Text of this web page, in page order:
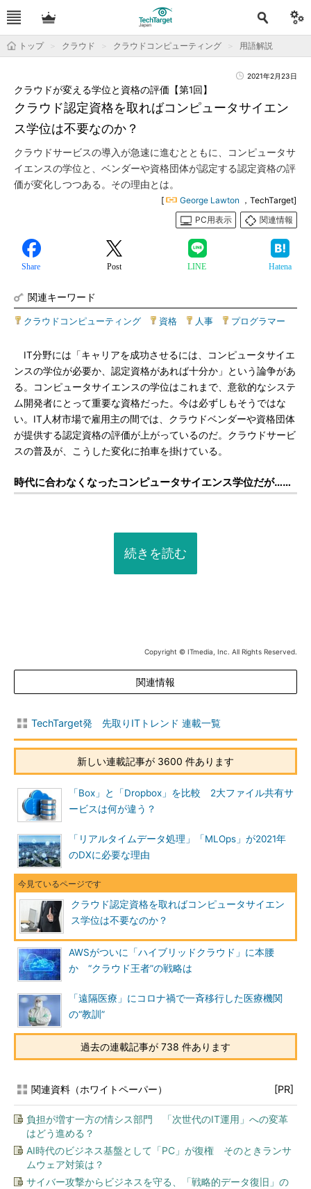
トップ クラウド クラウドコンピューティング 用語解説
2021年2月23日
クラウド認定資格を取ればコンピュータサイエン
ス学位は不要なのか？
クラウドが変える学位と資格の評価【第1回】
クラウドサービスの導入が急速に進むとともに、コンピュータサ
イエンスの学位と、ベンダーや資格団体が認定する認定資格の評
価が変化しつつある。その理由とは。
[ George Lawton ，TechTarget]
PC用表示
関連情報
Share Post LINE Hatena
関連キーワード
クラウドコンピューティング 資格 人事 プログラマー
IT分野には「キャリアを成功させるには、コンピュータサイエ
ンスの学位が必要か、認定資格があれば十分か」という論争があ
る。コンピュータサイエンスの学位はこれまで、意欲的なシステ
ム開発者にとって重要な資格だった。今は必ずしもそうではな
い。IT人材市場で雇用主の間では、クラウドベンダーや資格団体
が提供する認定資格の評価が上がっているのだ。クラウドサービ
スの普及が、こうした変化に拍車を掛けている。
時代に合わなくなったコンピュータサイエンス学位だが……
続きを読む
Copyright © ITmedia, Inc. All Rights Reserved.
関連情報
TechTarget発 先取りITトレンド 連載一覧
新しい連載記事が 3600 件あります
「Box」と「Dropbox」を比較 2大ファイル共有サ
ービスは何が違う？
「リアルタイムデータ処理」「MLOps」が2021年
のDXに必要な理由
クラウド認定資格を取ればコンピュータサイエン
ス学位は不要なのか？
AWSがついに「ハイブリッドクラウド」に本腰
か “クラウド王者”の戦略は
「遠隔医療」にコロナ禍で一斉移行した医療機関
の“教訓”
過去の連載記事が 738 件あります
関連資料（ホワイトペーパー） [PR]
負担が増す一方の情シス部門 「次世代のIT運用」への変革
はどう進める？
AI時代のビジネス基盤として「PC」が復権 そのときランサ
ムウェア対策は？
サイバー攻撃からビジネスを守る、「戦略的データ復旧」の